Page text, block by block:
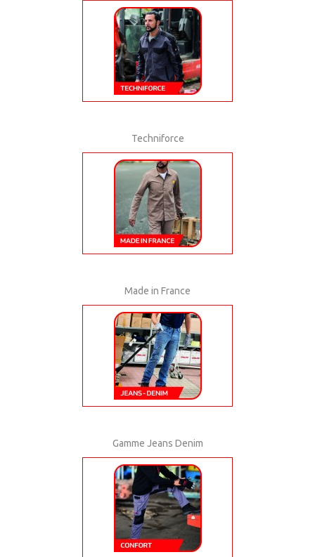
Techniforce
Made in France
Gamme Jeans Denim